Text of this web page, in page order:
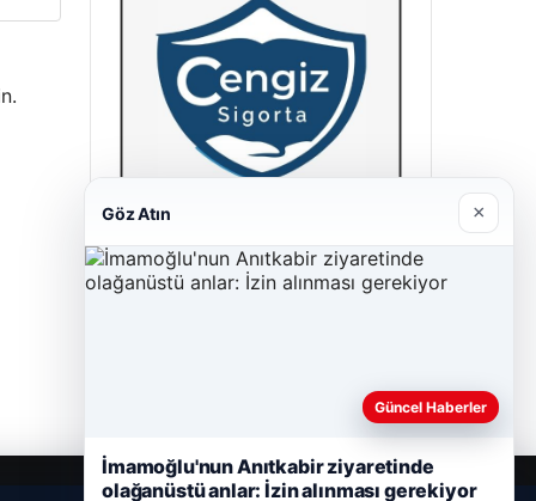
Hastaş Beton
26/05/2026
Göz Atın ×
Güncel Haberler
İmamoğlu'nun Anıtkabir ziyaretinde
olağanüstü anlar: İzin alınması gerekiyor